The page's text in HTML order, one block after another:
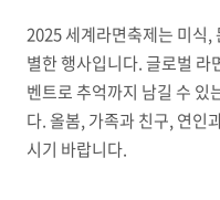
2025 세계라면축제는 미식,
별한 행사입니다. 글로벌 라
벤트로 추억까지 남길 수 있
다. 올봄, 가족과 친구, 연인
시기 바랍니다.